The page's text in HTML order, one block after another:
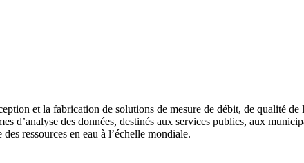
et la fabrication de solutions de mesure de débit, de qualité de
d’analyse des données, destinés aux services publics, aux
ressources en eau à l’échelle mondiale.